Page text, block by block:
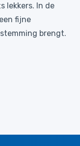
lekkers. In de
fijne
brengt.